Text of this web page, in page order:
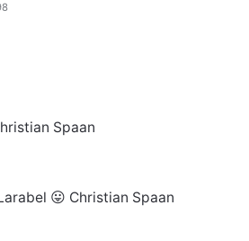
Spaan
😛 Christian Spaan